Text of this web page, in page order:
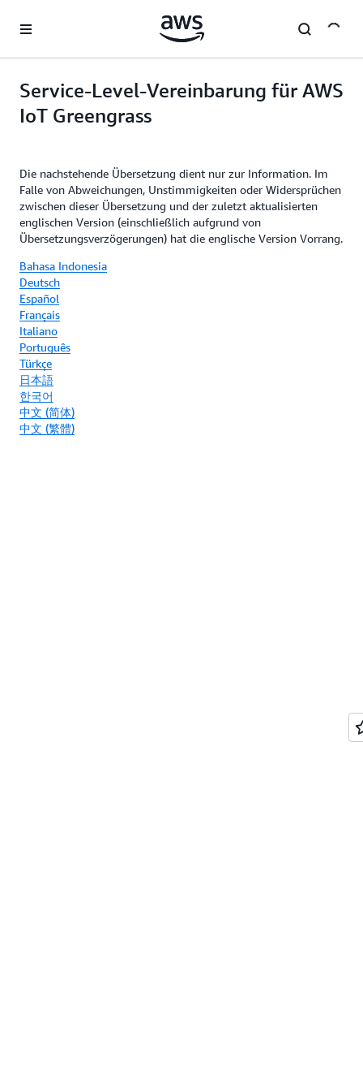
Überspringen zum Hauptinhalt
Service-Level-Vereinbarung für AWS
IoT Greengrass
Die nachstehende Übersetzung dient nur zur Information. Im
Falle von Abweichungen, Unstimmigkeiten oder Widersprüchen
zwischen dieser Übersetzung und der zuletzt aktualisierten
englischen Version (einschließlich aufgrund von
Übersetzungsverzögerungen) hat die englische Version Vorrang.
Bahasa Indonesia
Deutsch
Español
Français
Italiano
Português
Türkçe
日本語
한국어
中文 (简体)
中文 (繁體)